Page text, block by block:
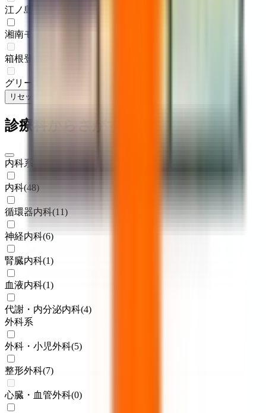
江ノ島電鉄線
湘南モノレール
箱根登山鉄道鉄道線
グリーンライン
リセット
診療科からさがす
内科系
内科(48)
循環器内科(11)
神経内科(6)
腎臓内科(1)
血液内科(1)
代謝・内分泌内科(4)
外科系
外科・小児外科(5)
整形外科(7)
心臓・血管外科(0)